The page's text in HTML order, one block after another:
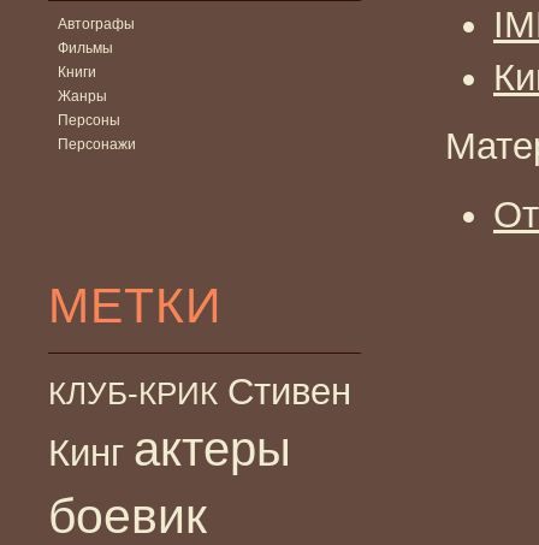
Автографы
Фильмы
Книги
Жанры
Персоны
Персонажи
МЕТКИ
КЛУБ-КРИК Стивен
Кинг актеры
боевик